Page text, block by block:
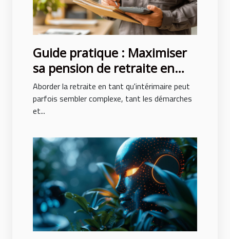
Guide pratique : Maximiser
sa pension de retraite en
tant qu'intérimaire
Aborder la retraite en tant qu'intérimaire peut
parfois sembler complexe, tant les démarches
et...